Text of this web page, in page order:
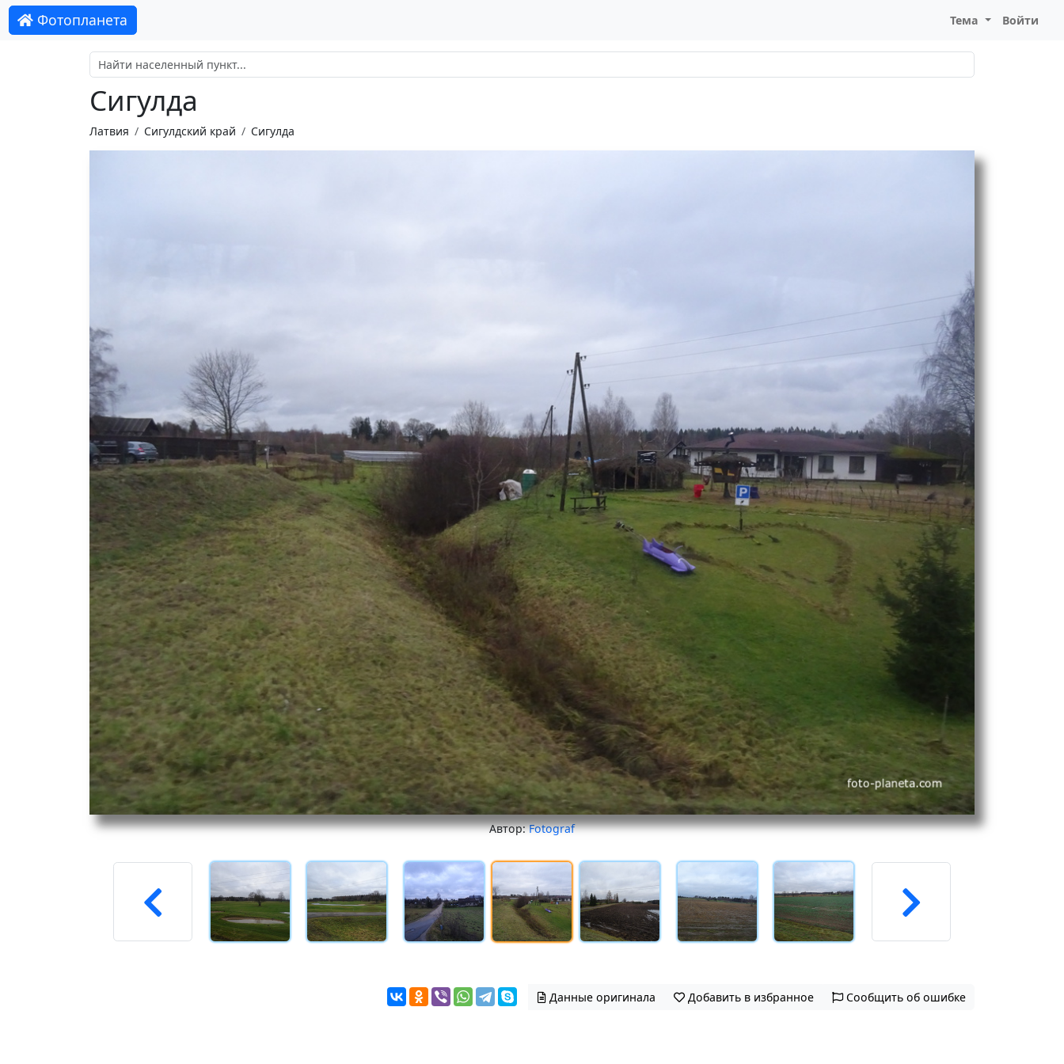
Фотопланета Тема Войти
Сигулда
Латвия Сигулдский край Сигулда
Автор:Fotograf
Данные оригинала Добавить в избранное Сообщить об ошибке